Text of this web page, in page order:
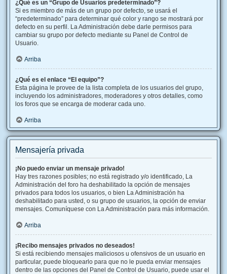
¿Qué es un “Grupo de Usuarios predeterminado”?
Si es miembro de más de un grupo por defecto, se usará el
“predeterminado” para determinar qué color y rango se mostrará por
defecto en su perfil. La Administración debe darle permisos para
cambiar su grupo por defecto mediante su Panel de Control de
Usuario.
Arriba
¿Qué es el enlace “El equipo”?
Esta página le provee de la lista completa de los usuarios del grupo,
incluyendo los administradores, moderadores y otros detalles, como
los foros que se encarga de moderar cada uno.
Arriba
Mensajería privada
¡No puedo enviar un mensaje privado!
Hay tres razones posibles; no está registrado y/o identificado, La
Administración del foro ha deshabilitado la opción de mensajes
privados para todos los usuarios, o bien La Administración ha
deshabilitado para usted, o su grupo de usuarios, la opción de enviar
mensajes. Comuníquese con La Administración para más información.
Arriba
¡Recibo mensajes privados no deseados!
Si está recibiendo mensajes maliciosos u ofensivos de un usuario en
particular, puede bloquearlo para que no le pueda enviar mensajes
dentro de las opciones del Panel de Control de Usuario, puede usar el